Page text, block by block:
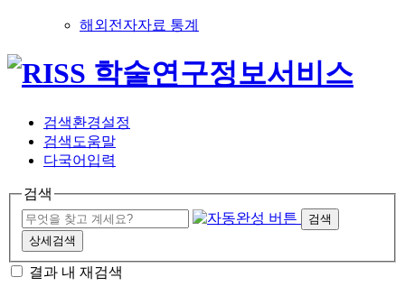
해외전자자료 통계
검색환경설정
검색도움말
다국어입력
검색
검색
상세검색
결과 내 재검색